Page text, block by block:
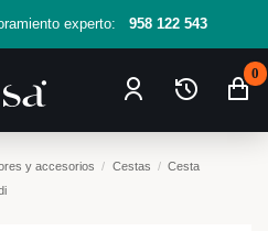
experto: 958 122 543
0
y accesorios Cestas
Cesta